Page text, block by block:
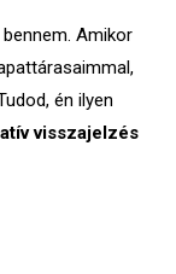
Amikor
én ilyen
visszajelzés